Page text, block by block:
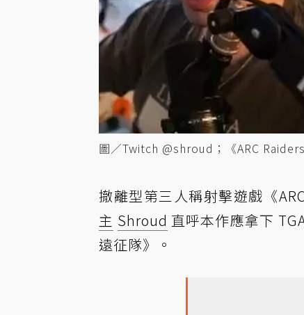
圖／Twitch @shroud；《ARC Raiders
撤離型第三人稱射擊遊戲《
主 Shroud 直呼本作應拿下
遠征隊》。